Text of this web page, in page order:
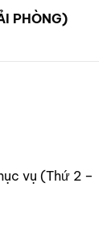
PHÒNG)
vụ (Thứ 2 –